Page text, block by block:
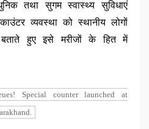
तथा सुगम स्वास्थ्य सुविधाएं
व्यवस्था को स्थानीय लोगों
हुए इसे मरीजों के हित में
Special counter launched at